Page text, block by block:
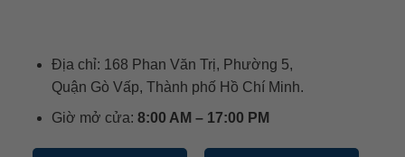
Địa chỉ: 168 Phan Văn Trị, Phường 5,
Quận Gò Vấp, Thành phố Hồ Chí Minh.
Giờ mở cửa:8:00 AM – 17:00 PM